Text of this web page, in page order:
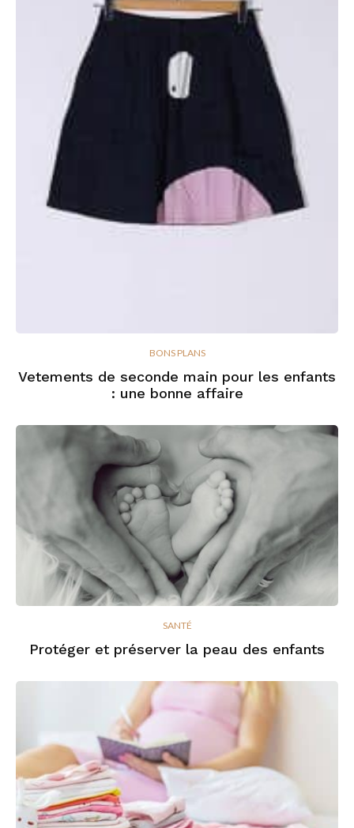
BONS PLANS
Vetements de seconde main pour les enfants
: une bonne affaire
SANTÉ
Protéger et préserver la peau des enfants